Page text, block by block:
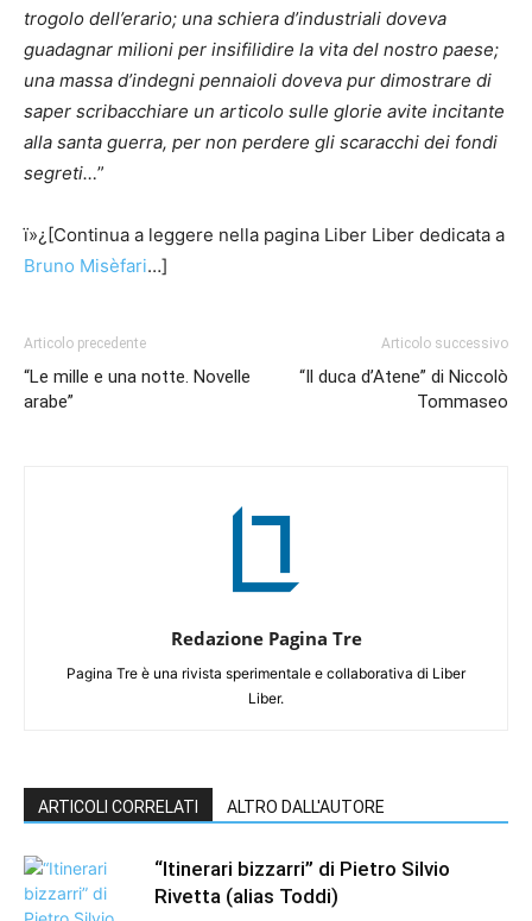
trogolo dell’erario; una schiera d’industriali doveva
guadagnar milioni per insifilidire la vita del nostro paese;
una massa d’indegni pennaioli doveva pur dimostrare di
saper scribacchiare un articolo sulle glorie avite incitante
alla santa guerra, per non perdere gli scaracchi dei fondi
segreti…”
ï»¿[Continua a leggere nella pagina Liber Liber dedicata a
Bruno Misèfari…]
Articolo precedente
“Le mille e una notte. Novelle
arabe”
Articolo successivo
“Il duca d’Atene” di Niccolò
Tommaseo
Redazione Pagina Tre
Pagina Tre è una rivista sperimentale e collaborativa di Liber
Liber.
ARTICOLI CORRELATI ALTRO DALL'AUTORE
“Itinerari bizzarri” di Pietro Silvio
Rivetta (alias Toddi)